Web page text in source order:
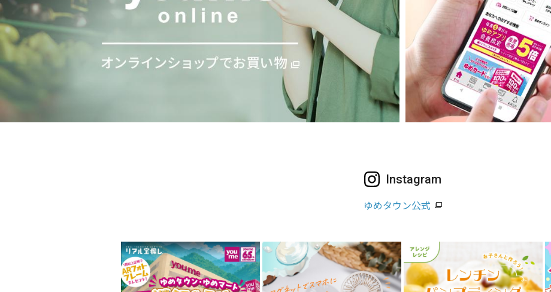
Instagram
ゆめタウン公式